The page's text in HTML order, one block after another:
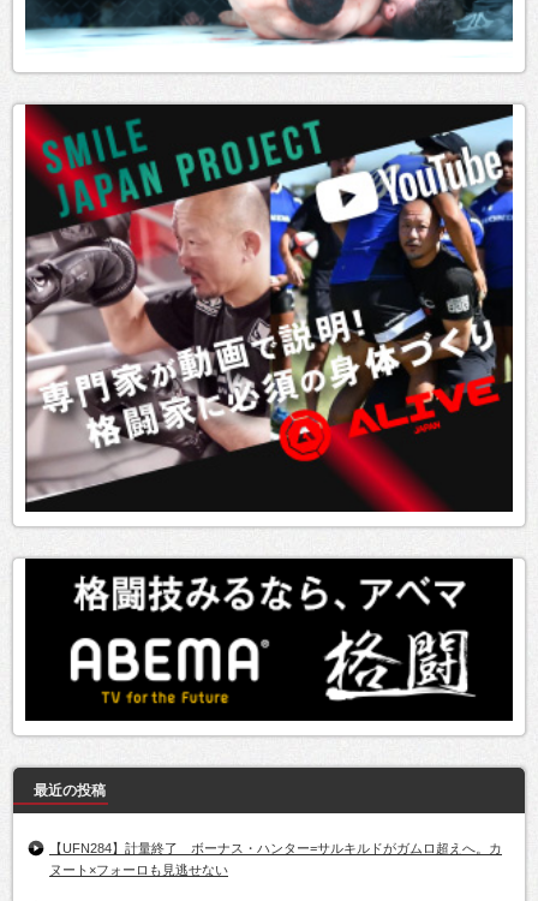
最近の投稿
【UFN284】計量終了 ボーナス・ハンター=サルキルドがガムロ超えへ。カ
ヌート×フォーロも見逃せない